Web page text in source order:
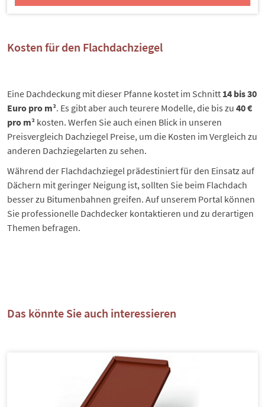
Kosten für den Flachdachziegel
Eine Dachdeckung mit dieser Pfanne kostet im Schnitt 14 bis 30
Euro pro m². Es gibt aber auch teurere Modelle, die bis zu 40 €
pro m² kosten. Werfen Sie auch einen Blick in unseren
Preisvergleich Dachziegel Preise, um die Kosten im Vergleich zu
anderen Dachziegelarten zu sehen.
Während der Flachdachziegel prädestiniert für den Einsatz auf
Dächern mit geringer Neigung ist, sollten Sie beim Flachdach
besser zu Bitumenbahnen greifen. Auf unserem Portal können
Sie professionelle Dachdecker kontaktieren und zu derartigen
Themen befragen.
Das könnte Sie auch interessieren